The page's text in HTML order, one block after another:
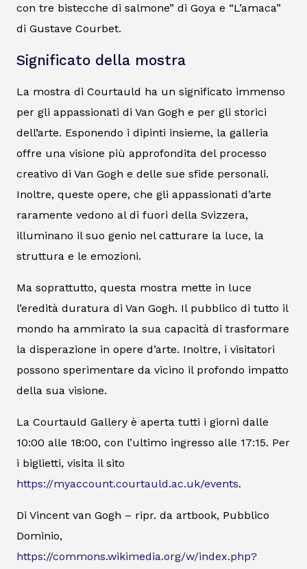
con tre bistecche di salmone” di Goya e “L’amaca”
di Gustave Courbet.
Significato della mostra
La mostra di Courtauld ha un significato immenso
per gli appassionati di Van Gogh e per gli storici
dell’arte. Esponendo i dipinti insieme, la galleria
offre una visione più approfondita del processo
creativo di Van Gogh e delle sue sfide personali.
Inoltre, queste opere, che gli appassionati d’arte
raramente vedono al di fuori della Svizzera,
illuminano il suo genio nel catturare la luce, la
struttura e le emozioni.
Ma soprattutto, questa mostra mette in luce
l’eredità duratura di Van Gogh. Il pubblico di tutto il
mondo ha ammirato la sua capacità di trasformare
la disperazione in opere d’arte. Inoltre, i visitatori
possono sperimentare da vicino il profondo impatto
della sua visione.
La Courtauld Gallery è aperta tutti i giorni dalle
10:00 alle 18:00, con l’ultimo ingresso alle 17:15. Per
i biglietti, visita il sito
https://myaccount.courtauld.ac.uk/events.
Di Vincent van Gogh – ripr. da artbook, Pubblico
Dominio,
https://commons.wikimedia.org/w/index.php?